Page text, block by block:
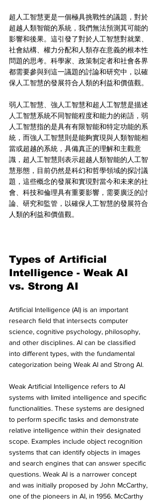
超人工智慧更是一個極具挑戰性的議題，對於
超越人類智能的系統，我們無法預測其可能的
影響和後果。這引發了對於人工智慧對就業、
社會結構、權力分配和人類存在意義的根本性
問題的思考。科學家、政策制定者和社會各界
都需要參與到這一議題的討論和研究中，以確
保人工智慧的發展符合人類的利益和價值觀。
弱人工智慧、強人工智慧和超人工智慧是描述
人工智慧系統不同智能程度和能力的術語，弱
人工智慧指的是具有有限智能和特定功能的系
統，而強人工智慧則是能夠實現與人類智能相
當或超越的系統，具備真正的理解和主觀意
識，超人工智慧則表示超越人類智能的人工智
慧形態，目前仍然是科幻和哲學領域的探討議
題，這些概念的發展和實現對當今和未來的社
會、科技和倫理具有重要影響，需要廣泛的討
論、研究和監管，以確保人工智慧的發展符合
人類的利益和價值觀。
Types of Artificial
Intelligence - Weak AI
vs. Strong AI
Artificial Intelligence (AI) is an important
research field that intersects computer
science, cognitive psychology, philosophy,
and other disciplines. AI can be classified
into different types, with the fundamental
categorization being Weak AI and Strong AI.
Weak Artificial Intelligence refers to AI
systems with limited intelligence and specific
functionalities. These systems are designed
to perform specific tasks and demonstrate
relative intelligence within their designated
scope. Examples include object recognition
systems that can identify objects in images
and search engines that can answer specific
questions. Weak AI is a narrower concept
and was initially proposed by John McCarthy,
one of the pioneers in AI, in 1956. McCarthy